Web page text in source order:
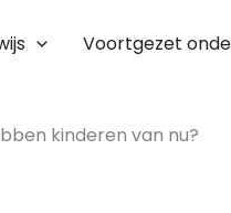
Voortgezet
kinderen van nu?